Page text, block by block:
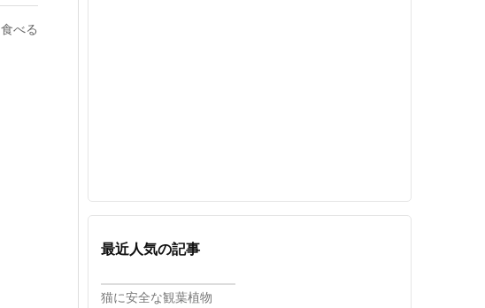
食べる
最近人気の記事
猫に安全な観葉植物